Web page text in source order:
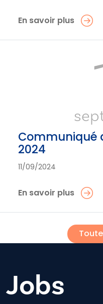
En savoir plus
Communiqué
2024
11/09/2024
En savoir plus
Jobs